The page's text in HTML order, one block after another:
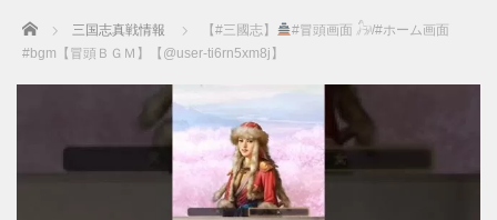
Home 三国志真戦情報 【#三國志】
#冒頭画面 𓃗/#ホーム画面
#bgm【冒頭ＢＧＭ】【@user-ti6rn5xm8j】